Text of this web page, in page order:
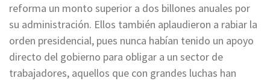
reforma un monto superior a dos billones anuales por
su administración. Ellos también aplaudieron a rabiar la
orden presidencial, pues nunca habían tenido un apoyo
directo del gobierno para obligar a un sector de
trabajadores, aquellos que con grandes luchas han